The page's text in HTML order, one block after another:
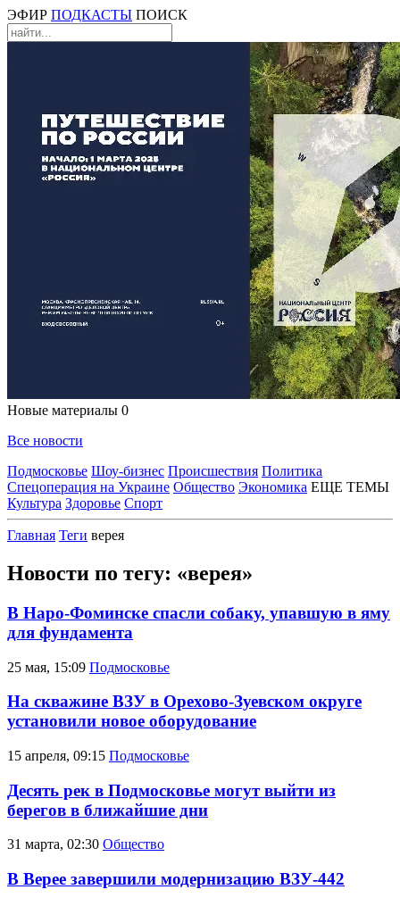
ЭФИР ПОДКАСТЫ ПОИСК
Новые материалы 0
Все новости
Подмосковье Шоу-бизнес Происшествия Политика
Спецоперация на Украине Общество Экономика ЕЩЕ ТЕМЫ
Культура Здоровье Спорт
Главная Теги верея
Новости по тегу: «верея»
В Наро-Фоминске спасли собаку, упавшую в яму
для фундамента
25 мая, 15:09 Подмосковье
На скважине ВЗУ в Орехово-Зуевском округе
установили новое оборудование
15 апреля, 09:15 Подмосковье
Десять рек в Подмосковье могут выйти из
берегов в ближайшие дни
31 марта, 02:30 Общество
В Верее завершили модернизацию ВЗУ-442